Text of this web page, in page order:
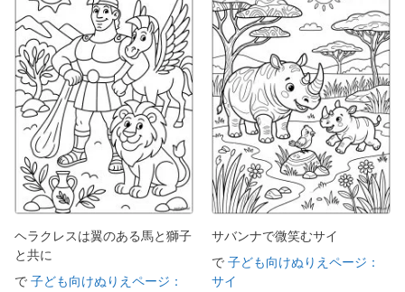
ヘラクレスは翼のある馬と獅子
と共に
で 子ども向けぬりえページ：
サバンナで微笑むサイ
で 子ども向けぬりえページ：
サイ